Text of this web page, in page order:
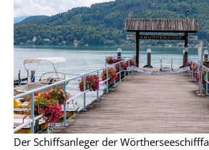
Der Schiffsanleger der